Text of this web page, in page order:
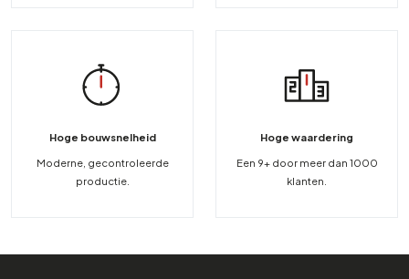
Hoge bouwsnelheid
Moderne, gecontroleerde
productie.
Hoge waardering
Een 9+ door meer dan 1000
klanten.